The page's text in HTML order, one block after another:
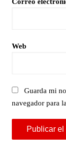
Web
Guarda mi
navegador para